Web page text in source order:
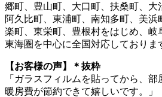
郷町、豊山町、大口町、扶桑町、大
阿久比町、東浦町、南知多町、美浜
楽町、東栄町、豊根村をはじめ、岐
東海圏を中心に全国対応しておりま
【お客様の声】＊抜粋
「ガラスフィルムを貼ってから、部
暖房費が節約できて嬉しいです。」